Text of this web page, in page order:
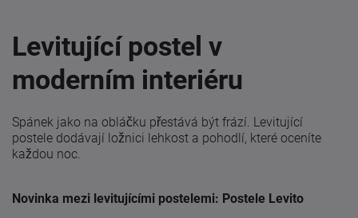
Levitující postel v
moderním interiéru
Spánek jako na obláčku přestává být frází. Levitující
postele dodávají ložnici lehkost a pohodlí, které oceníte
každou noc.
Novinka mezi levitujícími postelemi: Postele Levito